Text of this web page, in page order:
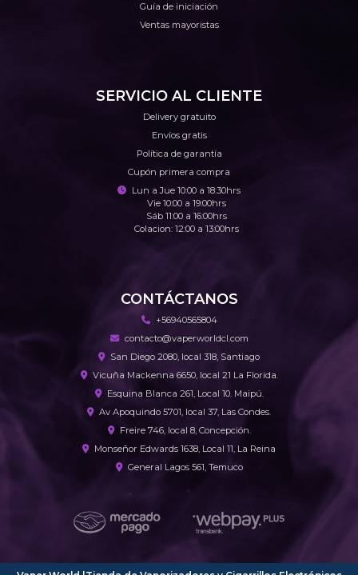
Guía de iniciación
Ventas mayoristas
SERVICIO AL CLIENTE
Delivery gratuito
Envíos gratis
Política de garantía
Cupón primera compra
Lun a Jue 10:00 a 18:30hrs
Vie 10:00 a 19:00hrs
Sáb 11:00 a 16:00hrs
Colacion: 12:00 a 13:00hrs
CONTÁCTANOS
+56940565804
contacto@vaperworldcl.com
San Diego 2080, local 318, Santiago
Vicuña Mackenna 6650, local 21 La Florida.
Esquina Blanca 261, Local 10. Maipú.
Av Apoquindo 5701, local 37, Las Condes.
Freire 746, local 8, Concepción.
Monseñor Edwards 1638, Local 11, La Reina
General Lagos 561, Temuco